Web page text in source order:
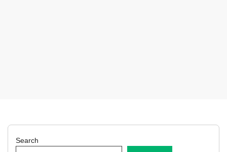
Search